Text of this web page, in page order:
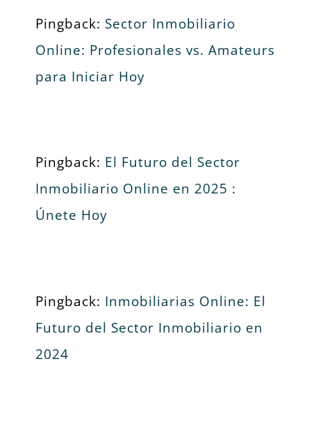
Pingback: Sector Inmobiliario
Online: Profesionales vs. Amateurs
para Iniciar Hoy
Pingback: El Futuro del Sector
Inmobiliario Online en 2025 :
Únete Hoy
Pingback: Inmobiliarias Online: El
Futuro del Sector Inmobiliario en
2024